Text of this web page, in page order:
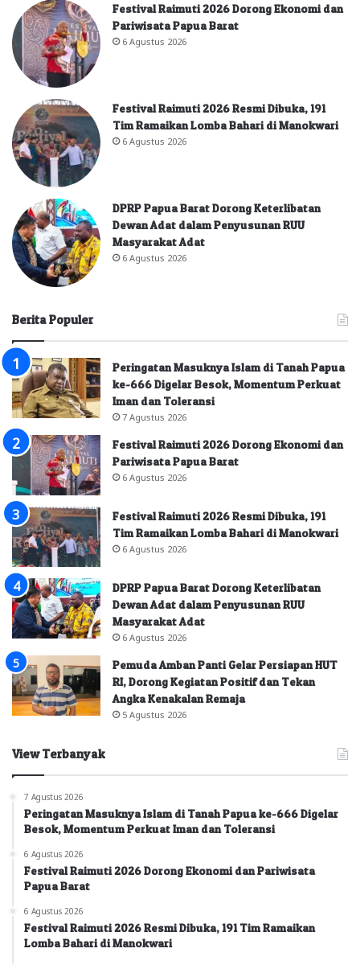
Festival Raimuti 2026 Dorong Ekonomi dan
Pariwisata Papua Barat
6 Agustus 2026
Festival Raimuti 2026 Resmi Dibuka, 191
Tim Ramaikan Lomba Bahari di Manokwari
6 Agustus 2026
DPRP Papua Barat Dorong Keterlibatan
Dewan Adat dalam Penyusunan RUU
Masyarakat Adat
6 Agustus 2026
Berita Populer
Peringatan Masuknya Islam di Tanah Papua
ke-666 Digelar Besok, Momentum Perkuat
Iman dan Toleransi
7 Agustus 2026
Festival Raimuti 2026 Dorong Ekonomi dan
Pariwisata Papua Barat
6 Agustus 2026
Festival Raimuti 2026 Resmi Dibuka, 191
Tim Ramaikan Lomba Bahari di Manokwari
6 Agustus 2026
DPRP Papua Barat Dorong Keterlibatan
Dewan Adat dalam Penyusunan RUU
Masyarakat Adat
6 Agustus 2026
Pemuda Amban Panti Gelar Persiapan HUT
RI, Dorong Kegiatan Positif dan Tekan
Angka Kenakalan Remaja
5 Agustus 2026
View Terbanyak
7 Agustus 2026
Peringatan Masuknya Islam di Tanah Papua ke-666 Digelar
Besok, Momentum Perkuat Iman dan Toleransi
6 Agustus 2026
Festival Raimuti 2026 Dorong Ekonomi dan Pariwisata
Papua Barat
6 Agustus 2026
Festival Raimuti 2026 Resmi Dibuka, 191 Tim Ramaikan
Lomba Bahari di Manokwari